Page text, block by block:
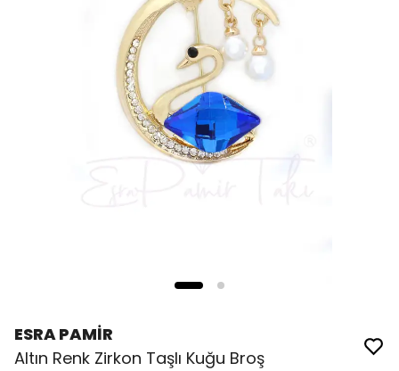
ESRA PAMİR
Altın Renk Zirkon Taşlı Kuğu Broş